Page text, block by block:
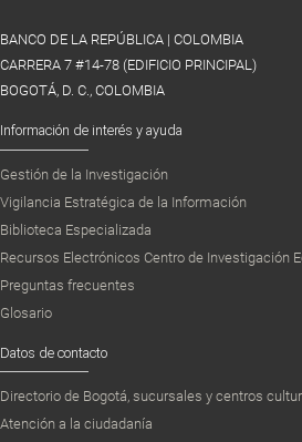
BANCO DE LA REPÚBLICA | COLOMBIA
CARRERA 7 #14-78 (EDIFICIO PRINCIPAL)
BOGOTÁ, D. C., COLOMBIA
Información de interés y ayuda
Gestión de la Investigación
Vigilancia Estratégica de la Información
Biblioteca Especializada
Recursos Electrónicos Centro de Investigación
Preguntas frecuentes
Glosario
Datos de contacto
Directorio de Bogotá, sucursales y centros
Atención a la ciudadanía